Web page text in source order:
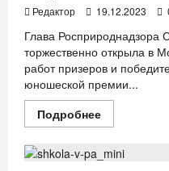
Редактор 19.12.2023
Глава Росприроднадзора
торжественно открыла в
работ призеров и
юношеской премии...
ПодробнееПрочитать
больше
открыл
ДЕТИ ДОМ